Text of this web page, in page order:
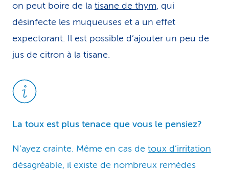
on peut boire de la tisane de thym, qui
désinfecte les muqueuses et a un effet
expectorant. Il est possible d’ajouter un peu de
jus de citron à la tisane.
La toux est plus tenace que vous le pensiez?
N’ayez crainte. Même en cas de toux d’irritation
désagréable, il existe de nombreux remèdes